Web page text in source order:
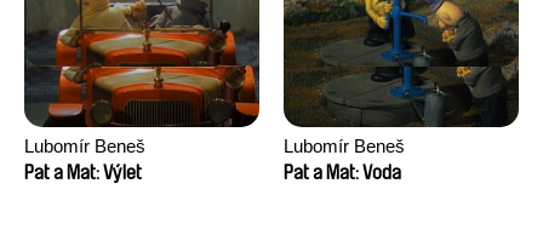
Lubomír Beneš
Pat a Mat: Výlet
Lubomír Beneš
Pat a Mat: Voda